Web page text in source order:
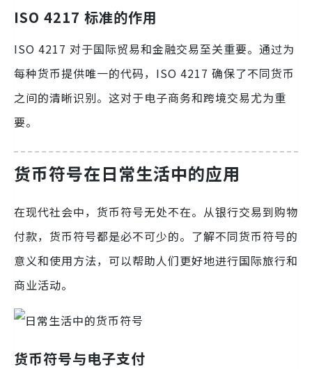
ISO 4217 标准的作用
ISO 4217 对于国际贸易和金融交易至关重要。通过为
每种货币提供唯一的代码，ISO 4217 确保了不同货币
之间的清晰识别。这对于电子商务和跨境交易尤为重
要。
货币符号在日常生活中的应用
在现代社会中，货币符号无处不在。从银行交易到购物
付款，货币符号都是必不可少的。了解不同货币符号的
意义和使用方法，可以帮助人们更好地进行国际旅行和
商业活动。
货币符号与电子支付